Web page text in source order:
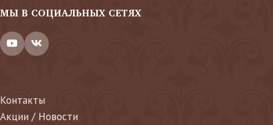
МЫ В СОЦИАЛЬНЫХ СЕТЯХ
Контакты
Акции / Новости